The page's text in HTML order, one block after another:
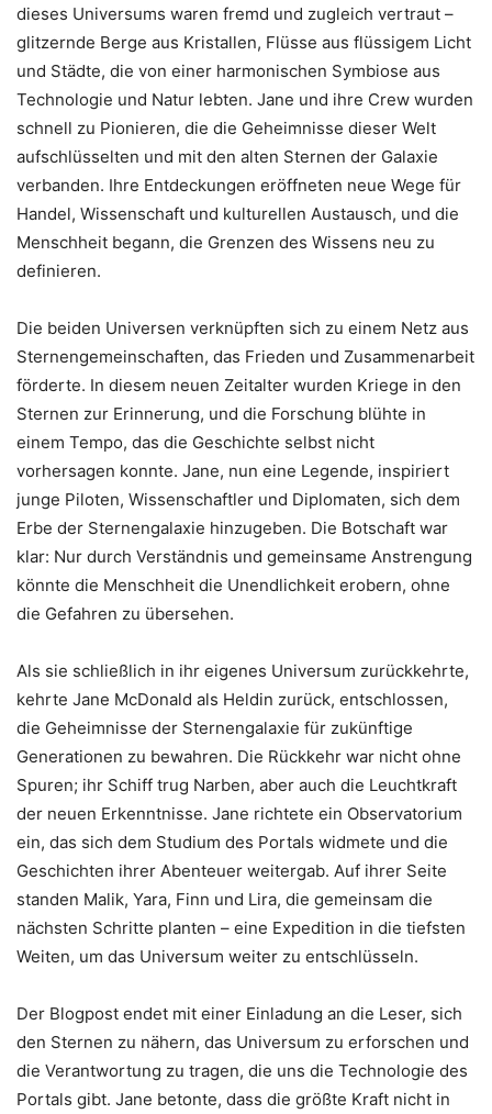
dieses Universums waren fremd und zugleich vertraut –
glitzernde Berge aus Kristallen, Flüsse aus flüssigem Licht
und Städte, die von einer harmonischen Symbiose aus
Technologie und Natur lebten. Jane und ihre Crew wurden
schnell zu Pionieren, die die Geheimnisse dieser Welt
aufschlüsselten und mit den alten Sternen der Galaxie
verbanden. Ihre Entdeckungen eröffneten neue Wege für
Handel, Wissenschaft und kulturellen Austausch, und die
Menschheit begann, die Grenzen des Wissens neu zu
definieren.
Die beiden Universen verknüpften sich zu einem Netz aus
Sternengemeinschaften, das Frieden und Zusammenarbeit
förderte. In diesem neuen Zeitalter wurden Kriege in den
Sternen zur Erinnerung, und die Forschung blühte in
einem Tempo, das die Geschichte selbst nicht
vorhersagen konnte. Jane, nun eine Legende, inspiriert
junge Piloten, Wissenschaftler und Diplomaten, sich dem
Erbe der Sternengalaxie hinzugeben. Die Botschaft war
klar: Nur durch Verständnis und gemeinsame Anstrengung
könnte die Menschheit die Unendlichkeit erobern, ohne
die Gefahren zu übersehen.
Als sie schließlich in ihr eigenes Universum zurückkehrte,
kehrte Jane McDonald als Heldin zurück, entschlossen,
die Geheimnisse der Sternengalaxie für zukünftige
Generationen zu bewahren. Die Rückkehr war nicht ohne
Spuren; ihr Schiff trug Narben, aber auch die Leuchtkraft
der neuen Erkenntnisse. Jane richtete ein Observatorium
ein, das sich dem Studium des Portals widmete und die
Geschichten ihrer Abenteuer weitergab. Auf ihrer Seite
standen Malik, Yara, Finn und Lira, die gemeinsam die
nächsten Schritte planten – eine Expedition in die tiefsten
Weiten, um das Universum weiter zu entschlüsseln.
Der Blogpost endet mit einer Einladung an die Leser, sich
den Sternen zu nähern, das Universum zu erforschen und
die Verantwortung zu tragen, die uns die Technologie des
Portals gibt. Jane betonte, dass die größte Kraft nicht in